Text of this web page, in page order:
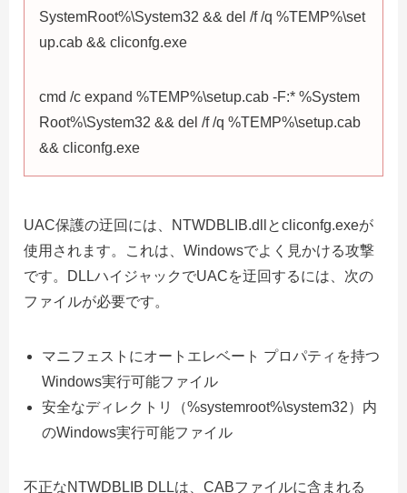
SystemRoot%\System32 && del /f /q %TEMP%\set
up.cab && cliconfg.exe
cmd /c expand %TEMP%\setup.cab -F:* %System
Root%\System32 && del /f /q %TEMP%\setup.cab
&& cliconfg.exe
UAC保護の迂回には、NTWDBLIB.dllとcliconfg.exeが
使用されます。これは、Windowsでよく見かける攻撃
です。DLLハイジャックでUACを迂回するには、次の
ファイルが必要です。
マニフェストにオートエレベート プロパティを持つ
Windows実行可能ファイル
安全なディレクトリ（%systemroot%\system32）内
のWindows実行可能ファイル
不正なNTWDBLIB DLLは、CABファイルに含まれる